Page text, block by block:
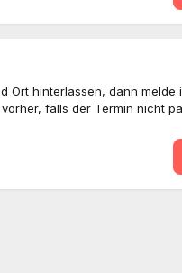
Ort hinterlassen, dann
falls der Termin nicht